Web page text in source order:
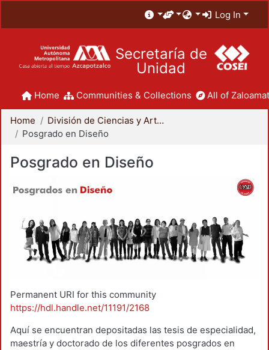
Log In
Secretaría de
Unidad
Home Communities & Collections All of
Home
División de Ciencias y Artes para el Diseño
Posgrado en Diseño
Posgrado en Diseño
Permanent URI for this community
https://hdl.handle.net/11191/2168
Aquí se encuentran depositadas las tesis de especialidad,
maestría y doctorado de los diferentes posgrados en